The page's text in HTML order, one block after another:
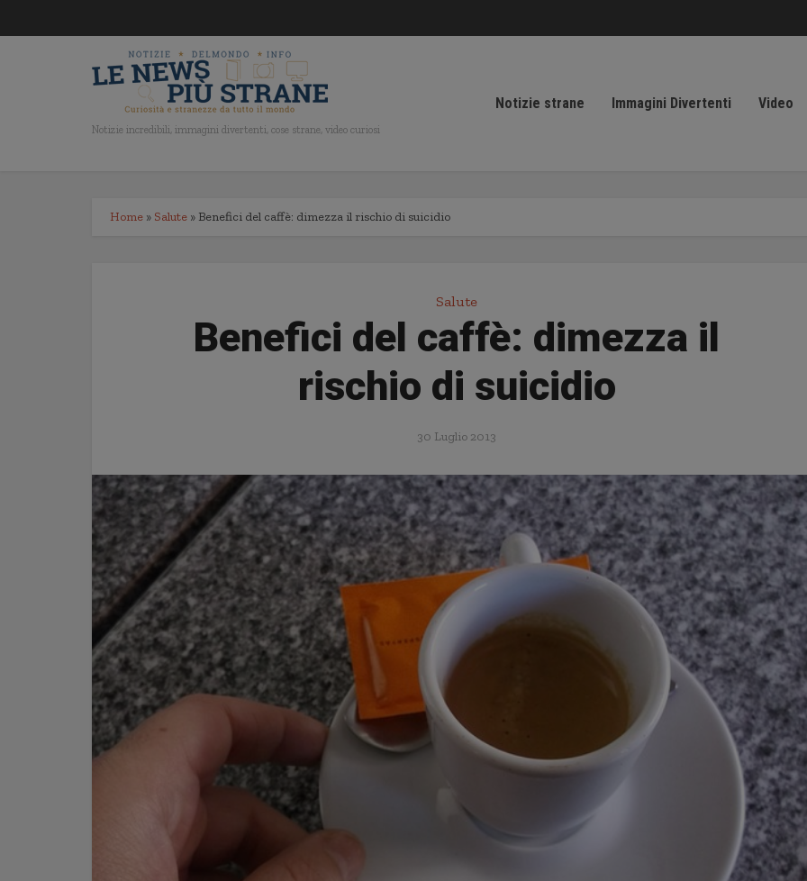
Notizie incredibili, immagini divertenti, cose strane, video curiosi
Notizie strane Immagini Divertenti Video
Home » Salute » Benefici del caffè: dimezza il rischio di suicidio
Salute
Benefici del caffè: dimezza il
rischio di suicidio
30 Luglio 2013